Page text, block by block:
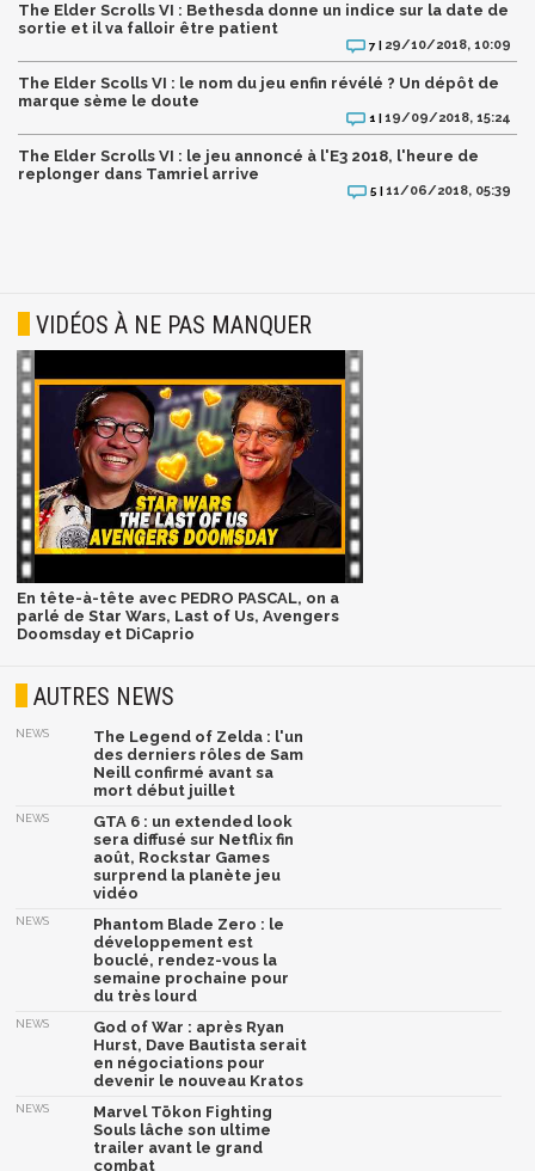
The Elder Scrolls VI : Bethesda donne un indice sur la date de
sortie et il va falloir être patient
7 | 29/10/2018, 10:09
The Elder Scolls VI : le nom du jeu enfin révélé ? Un dépôt de
marque sème le doute
1 | 19/09/2018, 15:24
The Elder Scrolls VI : le jeu annoncé à l'E3 2018, l'heure de
replonger dans Tamriel arrive
5 | 11/06/2018, 05:39
VIDÉOS À NE PAS MANQUER
En tête-à-tête avec PEDRO PASCAL, on a
parlé de Star Wars, Last of Us, Avengers
Doomsday et DiCaprio
AUTRES NEWS
NEWS
The Legend of Zelda : l'un
des derniers rôles de Sam
Neill confirmé avant sa
mort début juillet
NEWS
GTA 6 : un extended look
sera diffusé sur Netflix fin
août, Rockstar Games
surprend la planète jeu
vidéo
NEWS
Phantom Blade Zero : le
développement est
bouclé, rendez-vous la
semaine prochaine pour
du très lourd
NEWS
God of War : après Ryan
Hurst, Dave Bautista serait
en négociations pour
devenir le nouveau Kratos
NEWS
Marvel Tōkon Fighting
Souls lâche son ultime
trailer avant le grand
combat